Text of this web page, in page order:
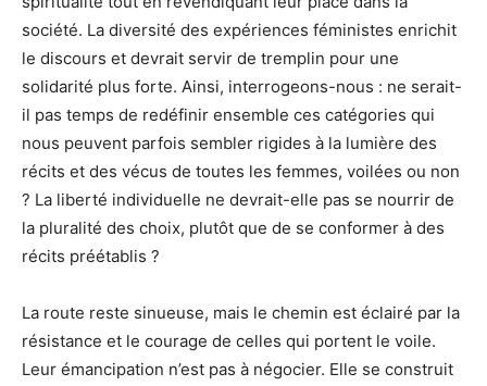
société. La diversité des expériences féministes enrichit
le discours et devrait servir de tremplin pour une
solidarité plus forte. Ainsi, interrogeons-nous : ne serait-
il pas temps de redéfinir ensemble ces catégories qui
nous peuvent parfois sembler rigides à la lumière des
récits et des vécus de toutes les femmes, voilées ou non
? La liberté individuelle ne devrait-elle pas se nourrir de
la pluralité des choix, plutôt que de se conformer à des
récits préétablis ?
La route reste sinueuse, mais le chemin est éclairé par la
résistance et le courage de celles qui portent le voile.
Leur émancipation n’est pas à négocier. Elle se construit